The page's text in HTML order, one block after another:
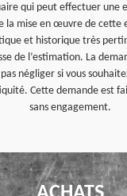
qui peut effectuer une
la mise en œuvre de cette
et historique très
de l’estimation. La
négliger si vous
Cette demande est
sans engagement.